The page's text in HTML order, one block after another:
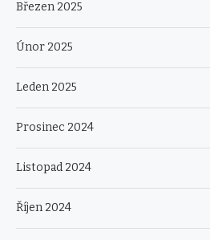
Březen 2025
Únor 2025
Leden 2025
Prosinec 2024
Listopad 2024
Říjen 2024